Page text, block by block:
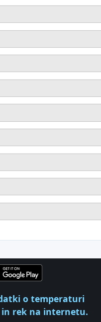
o temperaturi
in rek na internetu.